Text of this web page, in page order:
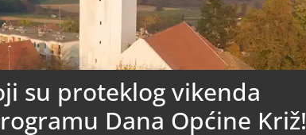
su proteklog vikenda
Dana Općine Križ!